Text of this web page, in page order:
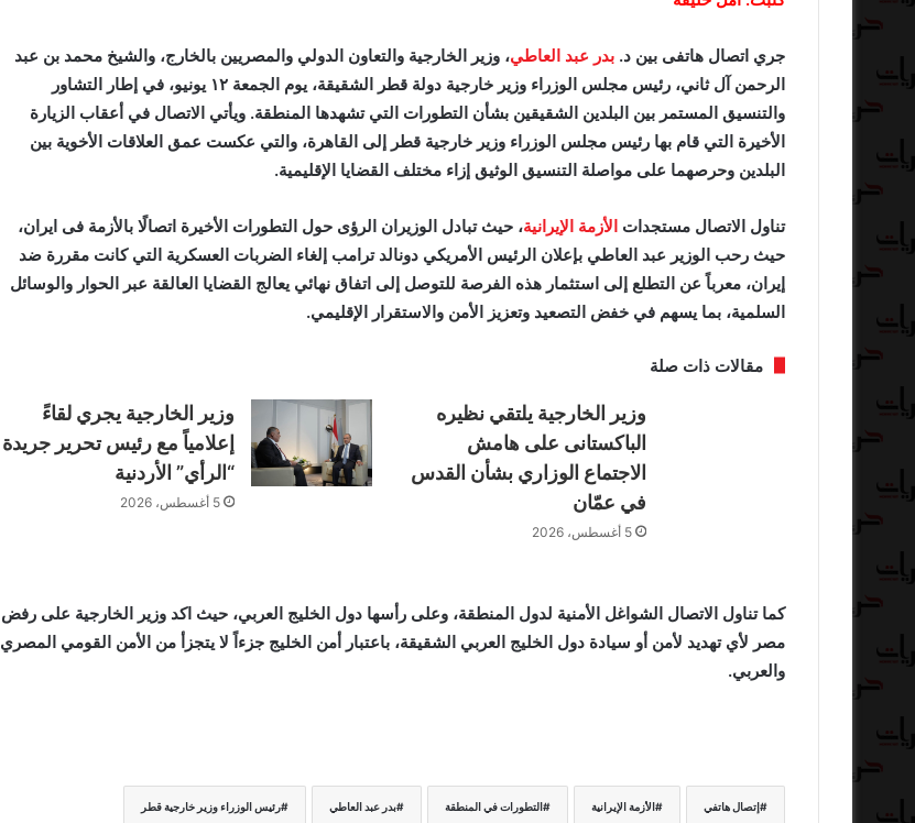
جري اتصال هاتفى بين د. بدر عبد العاطي، وزير الخارجية والتعاون الدولي والمصريين بالخارج، والشيخ محمد بن عبد
الرحمن آل ثاني، رئيس مجلس الوزراء وزير خارجية دولة قطر الشقيقة، يوم الجمعة ١٢ يونيو، في إطار التشاور
والتنسيق المستمر بين البلدين الشقيقين بشأن التطورات التي تشهدها المنطقة. ويأتي الاتصال في أعقاب الزيارة
الأخيرة التي قام بها رئيس مجلس الوزراء وزير خارجية قطر إلى القاهرة، والتي عكست عمق العلاقات الأخوية بين
البلدين وحرصهما على مواصلة التنسيق الوثيق إزاء مختلف القضايا الإقليمية.
تناول الاتصال مستجدات الأزمة الإيرانية، حيث تبادل الوزيران الرؤى حول التطورات الأخيرة اتصالًا بالأزمة فى ايران،
حيث رحب الوزير عبد العاطي بإعلان الرئيس الأمريكي دونالد ترامب إلغاء الضربات العسكرية التي كانت مقررة ضد
إيران، معرباً عن التطلع إلى استثمار هذه الفرصة للتوصل إلى اتفاق نهائي يعالج القضايا العالقة عبر الحوار والوسائل
السلمية، بما يسهم في خفض التصعيد وتعزيز الأمن والاستقرار الإقليمي.
مقالات ذات صلة
وزير الخارجية يلتقي نظيره
الباكستانى على هامش
الاجتماع الوزاري بشأن القدس
في عمّان
5 أغسطس، 2026
وزير الخارجية يجري لقاءً
إعلامياً مع رئيس تحرير جريدة
“الرأي” الأردنية
5 أغسطس، 2026
كما تناول الاتصال الشواغل الأمنية لدول المنطقة، وعلى رأسها دول الخليج العربي، حيث اكد وزير الخارجية على رفض
مصر لأي تهديد لأمن أو سيادة دول الخليج العربي الشقيقة، باعتبار أمن الخليج جزءاً لا يتجزأ من الأمن القومي المصري
والعربي.
إتصال هاتفي الأزمة الإيرانية التطورات في المنطقة بدر عبد العاطي رئيس الوزراء وزير خارجية قطر